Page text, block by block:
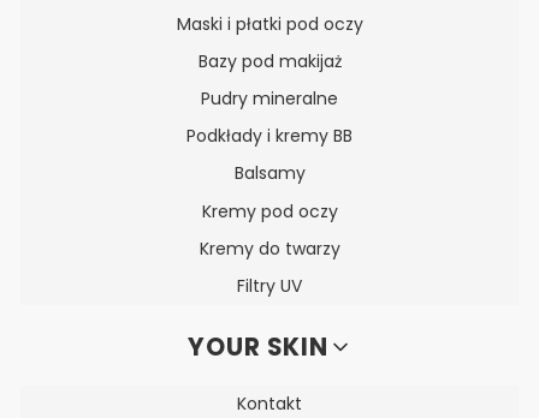
Maski i płatki pod oczy
Bazy pod makijaż
Pudry mineralne
Podkłady i kremy BB
Balsamy
Kremy pod oczy
Kremy do twarzy
Filtry UV
YOUR SKIN
Kontakt